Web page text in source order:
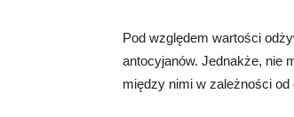
Pod względem wartości
antocyjanów. Jednakże, nie
między nimi w zależności